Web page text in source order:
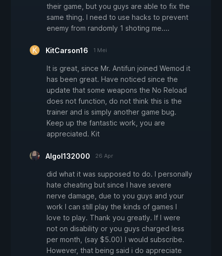
their game, but you guys are able to fix the
same thing. I need to use hacks to prevent
enemy from randomly 1 shoting me....
KitCarson16 1 Mei
It is great, since Mr. Antifun joined Wemod it
has been great. Have noticed since the
update that some weapons the No Reload
does not function, do not think this is the
trainer and is simply another game bug.
Keep up the fantastic work, you are
appreciated. Kit
Algol132000 26 Apr
did what it was supposed to do. I personally
hate cheating but since I have severe
nerve damage, due to you guys and your
work I can still play the kinds of games I
love to play. Thank you greatly. If I were
not on disability or you guys charged less
per month, (say $5.00) I would subscribe.
However, that being said i do appreciate